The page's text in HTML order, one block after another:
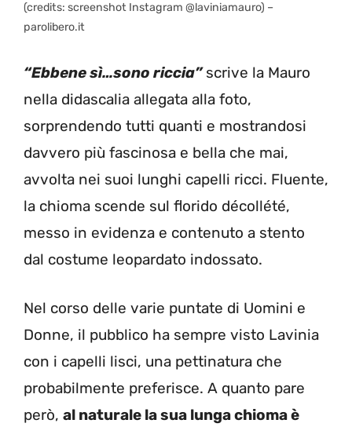
(credits: screenshot Instagram @laviniamauro) –
parolibero.it
“Ebbene sì…sono riccia”scrive la Mauro
nella didascalia allegata alla foto,
sorprendendo tutti quanti e mostrandosi
davvero più fascinosa e bella che mai,
avvolta nei suoi lunghi capelli ricci. Fluente,
la chioma scende sul florido décollété,
messo in evidenza e contenuto a stento
dal costume leopardato indossato.
Nel corso delle varie puntate di Uomini e
Donne, il pubblico ha sempre visto Lavinia
con i capelli lisci, una pettinatura che
probabilmente preferisce. A quanto pare
però, al naturale la sua lunga chioma è